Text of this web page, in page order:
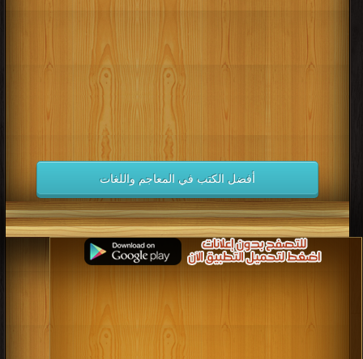
كتب 1992
كتب 1991
كتب 1990
كتب 1989 كتب 1988
كتب 1987
كتب 1984
كتب 1983
كتب 1980
كتب 1979
كتب 1978
كتب 1977 كتب 1976
كتب 1975
كتب 1974
كتب 1973 كتب 1972
كتب 1971
كتب 1970
كتب 1969 كتب 1968
كتب 1967
كتب 1966
كتب 1965 كتب 1964
كتب 1963
كتب 1962
كتب 1961 كتب 1960
كتب 1959
كتب 1957
كتب 1952
كتب 1951
أفضل الكتب في المعاجم واللغات